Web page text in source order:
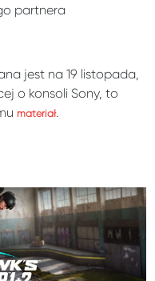
partnera
jest na 19 listopada,
o konsoli Sony, to
materiał.